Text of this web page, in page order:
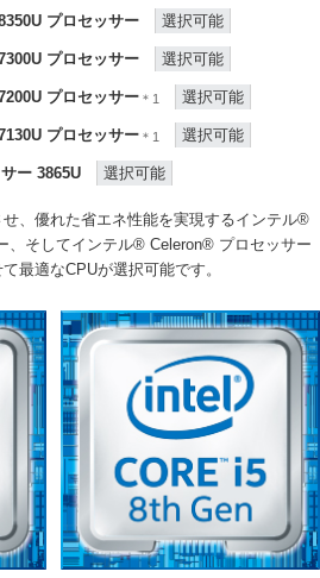
プロセッサー 選択可能
プロセッサー 選択可能
プロセッサー ＊1 選択可能
プロセッサー ＊1 選択可能
ー 3865U 選択可能
、優れた省エネ性能を実現するインテル®
、そしてインテル® Celeron® プロセッサー
最適なCPUが選択可能です。